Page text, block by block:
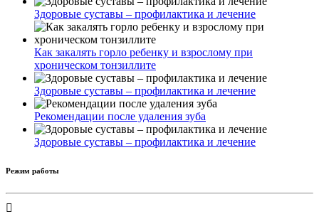
Здоровые суставы – профилактика и лечение
Как закалять горло ребенку и взрослому при
хроническом тонзиллите
Здоровые суставы – профилактика и лечение
Рекомендации после удаления зуба
Здоровые суставы – профилактика и лечение
Режим работы